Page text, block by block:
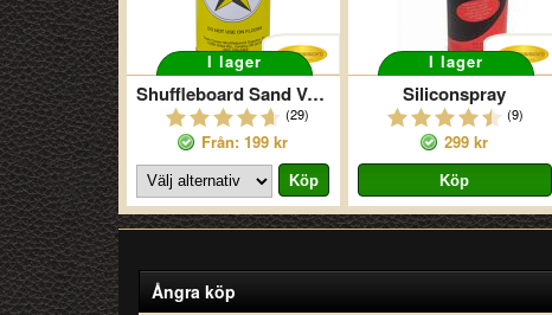
I lager
Shuffleboard Sand Vax Yellow Ice III
(29)
Från: 199 kr
I lager
Siliconspray
(9)
299 kr
Ångra köp